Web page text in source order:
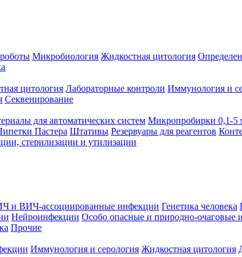
Микробиология Жидкостная цитология
цитология Лабораторные контроли Иммунология и
Секвенирование
для автоматических систем Микропробирки 0,1-5
Пастера Штативы Резервуары для реагентов
стерилизации и утилизации
и ВИЧ-ассоциированные инфекции Генетика человека
Нейроинфекции Особо опасные и природно-очаговые
Прочие
Иммунология и серология Жидкостная цитология